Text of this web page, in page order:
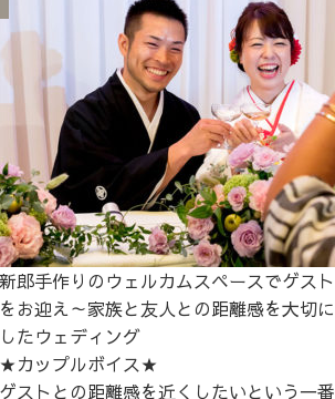
新郎手作りのウェルカムスペースでゲスト
をお迎え～家族と友人との距離感を大切に
したウェディング
★カップルボイス★
ゲストとの距離感を近くしたいという一番